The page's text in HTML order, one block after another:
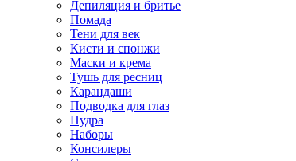
Депиляция и бритье
Помада
Тени для век
Кисти и спонжи
Маски и крема
Тушь для ресниц
Карандаши
Подводка для глаз
Пудра
Наборы
Консилеры